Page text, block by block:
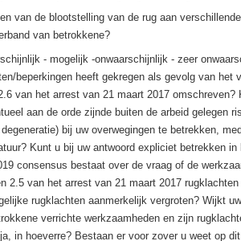
van de blootstelling van de rug aan
van betrokkene?
- mogelijk -onwaarschijnlijk - zeer
beperkingen heeft gekregen als gevolg van het
van het arrest van 21 maart 2017 omschreven?
aan de orde zijnde buiten de arbeid gelegen
bij uw overwegingen te betrekken,
Kunt u bij uw antwoord expliciet betrekken in
consensus bestaat over de vraag of de
2.5 van het arrest van 21 maart 2017
rugklachten aanmerkelijk vergroten? Wijkt
verrichte werkzaamheden en zijn
in hoeverre? Bestaan er voor zover u weet op